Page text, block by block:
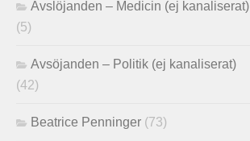
Avslöjanden – Medicin (ej kanaliserat)
(5)
Avsöjanden – Politik (ej kanaliserat)
(42)
Beatrice Penninger (73)